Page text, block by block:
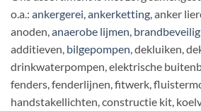
o.a.: ankergerei,ankerketting, anker
anoden,anaerobe lijmen,
additieven, bilgepompen, dekluiken,
drinkwaterpompen, elektrische
fenders, fenderlijnen, fitwerk,
handstakellichten, constructie kit,